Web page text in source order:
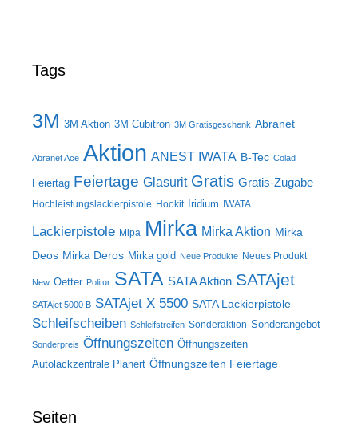
Tags
3M 3M Aktion 3M Cubitron 3M Gratisgeschenk Abranet
Abranet Ace Aktion ANEST IWATA B-Tec Colad
Feiertag Feiertage Glasurit Gratis Gratis-Zugabe
Hochleistungslackierpistole Hookit Iridium IWATA
Lackierpistole Mipa Mirka Mirka Aktion Mirka
Deos Mirka Deros Mirka gold Neue Produkte Neues Produkt
New Oetter Politur SATA SATA Aktion SATAjet
SATAjet 5000 B SATAjet X 5500 SATA Lackierpistole
Schleifscheiben Schleifstreifen Sonderaktion Sonderangebot
Sonderpreis Öffnungszeiten Öffnungszeiten
Autolackzentrale Planert Öffnungszeiten Feiertage
Seiten